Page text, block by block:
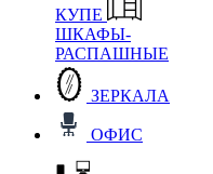
КУПЕ
ШКАФЫ-
РАСПАШНЫЕ
ЗЕРКАЛА
ОФИС